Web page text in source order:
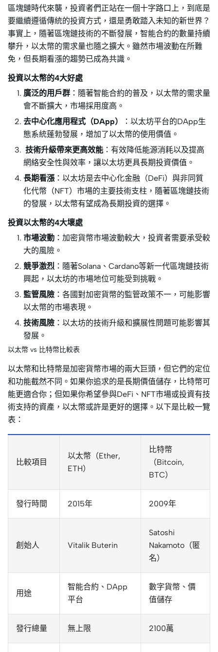
區塊鏈時代來襲，投資者們正站在一個十字路口上，到底是
要繼續遵循傳統的投資方式，還是勇敢踏入未知的新世界？
事實上，隨著區塊鏈技術的不斷發展，智能合約的數量持續
攀升，以太幣的需求量也隨之擴大。雖然市場波動在所難
免，但長期看漲的趨勢已成為共識。
投資以太幣的4大好處
廣泛的用戶群 ：隨著智能合約的普及，以太幣的需求量
會不斷擴大，市場採用度高。
去中心化應用程式（DApp）
：以太坊平台的DApp生
態系統蓬勃發展，增加了以太幣的使用價值。
技術升級帶來更高效能 ：有效降低能源消耗以及提高
網絡安全性與效率，讓以太坊更具長期投資價值。
長期看漲 ：以太坊是去中心化金融（DeFi）與非同質
化代幣（NFT）市場的主要技術支柱，隨著區塊鏈技術
的發展，以太幣有望成為長期投資的選擇。
投資以太幣的4大壞處
市場波動 ：加密貨幣市場波動較大，投資者需要承受較
大的風險。
競爭激烈 ：隨著Solana、Cardano等新一代區塊鏈技術
興起，以太坊的市場地位可能受到挑戰。
監管風險 ：各國對加密貨幣的監管政策不一，可能影響
以太幣的市場表現。
技術風險 ：以太坊的技術升級和擴展性問題可能影響其
發展。
以太幣 vs 比特幣比較表
以太幣和比特幣是加密貨幣市場的兩大巨頭，但它們的定位
和功能截然不同。如果你追求的是長期價值儲存，比特幣可
能更適合你；但如果你希望參與DeFi、NFT市場或投資有技
術支持的資產，以太幣或許是更好的選擇。以下是比較一覽
表：
比較項目
以太幣（Ether,
ETH）
比特幣
（Bitcoin,
BTC）
發行時間 2015年 2009年
創始人 Vitalik Buterin
Satoshi
Nakamoto（匿
名）
用途
智能合約、DApp
平台
數字貨幣、價
值儲存
發行總量 無上限 2100萬